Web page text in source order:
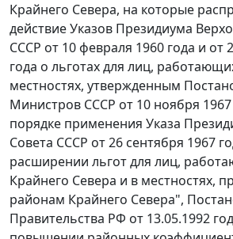
Крайнего Севера, на которые
действие Указов Президиума
СССР от 10 февраля 1960 года и от
года о льготах для лиц,
местностях, утвержденным
Министров СССР от 10 ноября
порядке применения Указа
Совета СССР от 26 сентября 1967
расширении льгот для лиц,
Крайнего Севера и в местностях,
районам Крайнего Севера",
Правительства РФ от 13.05.1992